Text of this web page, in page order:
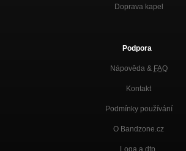
Doprava kapel
Podpora
Nápověda & FAQ
Kontakt
Podmínky používání
O Bandzone.cz
Loga a dtp.